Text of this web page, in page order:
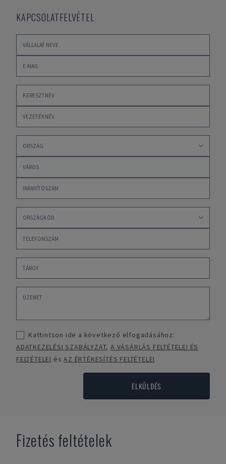
KAPCSOLATFELVÉTEL
Kattintson ide a következő elfogadásához:
ADATKEZELÉSI SZABÁLYZAT,A VÁSÁRLÁS FELTÉTELEI ÉS
FELTÉTELEI ésAZ ÉRTÉKESÍTÉS FELTÉTELEI
ELKÜLDÉS
Fizetés feltételek